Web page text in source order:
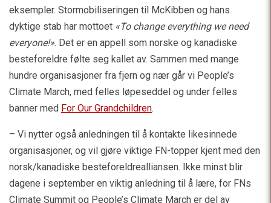
eksempler. Stormobiliseringen til McKibben og hans
dyktige stab har mottoet «To change everything we need
everyone!». Det er en appell som norske og kanadiske
besteforeldre følte seg kallet av. Sammen med mange
hundre organisasjoner fra fjern og nær går vi People’s
Climate March, med felles løpeseddel og under felles
banner med For Our Grandchildren.
– Vi nytter også anledningen til å kontakte likesinnede
organisasjoner, og vil gjøre viktige FN-topper kjent med den
norsk/kanadiske besteforeldrealliansen. Ikke minst blir
dagene i september en viktig anledning til å lære, for FNs
Climate Summit og People’s Climate March er del av